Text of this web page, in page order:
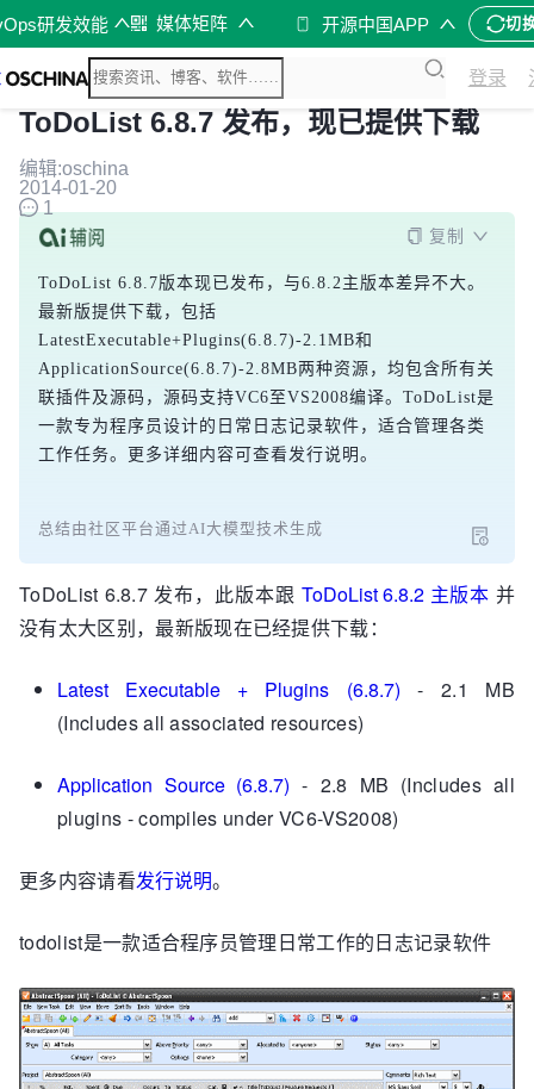
研发效能 媒体矩阵 开源中国APP 切
登录
ToDoList 6.8.7 发布，现已提供下载
编辑:oschina
2014-01-20
1
复制
ToDoList 6.8.7版本现已发布，与6.8.2主版本差异不大。
最新版提供下载，包括
LatestExecutable+Plugins(6.8.7)-2.1MB和
ApplicationSource(6.8.7)-2.8MB两种资源，均包含所有关
联插件及源码，源码支持VC6至VS2008编译。ToDoList是
一款专为程序员设计的日常日志记录软件，适合管理各类
工作任务。更多详细内容可查看发行说明。
总结由社区平台通过AI大模型技术生成
ToDoList 6.8.7 发布，此版本跟 ToDoList 6.8.2 主版本 并
没有太大区别，最新版现在已经提供下载：
Latest Executable + Plugins (6.8.7)
- 2.1 MB
(Includes all associated resources)
Application Source (6.8.7) - 2.8 MB (Includes all
plugins - compiles under VC6-VS2008)
更多内容请看发行说明。
todolist是一款适合程序员管理日常工作的日志记录软件